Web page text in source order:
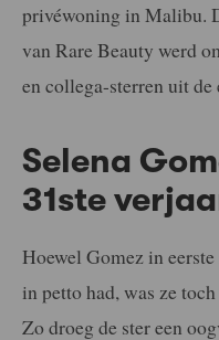
privéwoning in Malibu.
van Rare Beauty werd
en collega-sterren uit
Selena
31ste
Hoewel Gomez in
in petto had, was ze
Zo droeg de ster een